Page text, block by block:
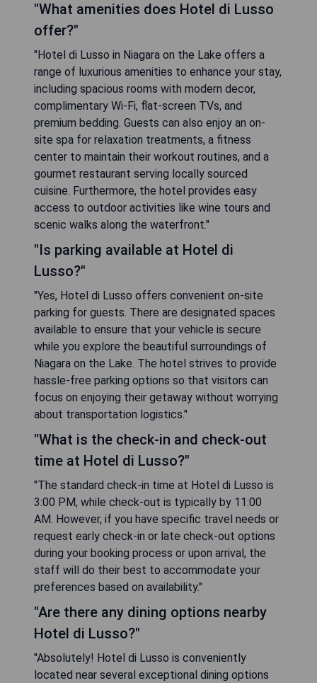
"What amenities does Hotel di Lusso
offer?"
"Hotel di Lusso in Niagara on the Lake offers a
range of luxurious amenities to enhance your stay,
including spacious rooms with modern decor,
complimentary Wi-Fi, flat-screen TVs, and
premium bedding. Guests can also enjoy an on-
site spa for relaxation treatments, a fitness
center to maintain their workout routines, and a
gourmet restaurant serving locally sourced
cuisine. Furthermore, the hotel provides easy
access to outdoor activities like wine tours and
scenic walks along the waterfront."
"Is parking available at Hotel di
Lusso?"
"Yes, Hotel di Lusso offers convenient on-site
parking for guests. There are designated spaces
available to ensure that your vehicle is secure
while you explore the beautiful surroundings of
Niagara on the Lake. The hotel strives to provide
hassle-free parking options so that visitors can
focus on enjoying their getaway without worrying
about transportation logistics."
"What is the check-in and check-out
time at Hotel di Lusso?"
"The standard check-in time at Hotel di Lusso is
3:00 PM, while check-out is typically by 11:00
AM. However, if you have specific travel needs or
request early check-in or late check-out options
during your booking process or upon arrival, the
staff will do their best to accommodate your
preferences based on availability."
"Are there any dining options nearby
Hotel di Lusso?"
"Absolutely! Hotel di Lusso is conveniently
located near several exceptional dining options